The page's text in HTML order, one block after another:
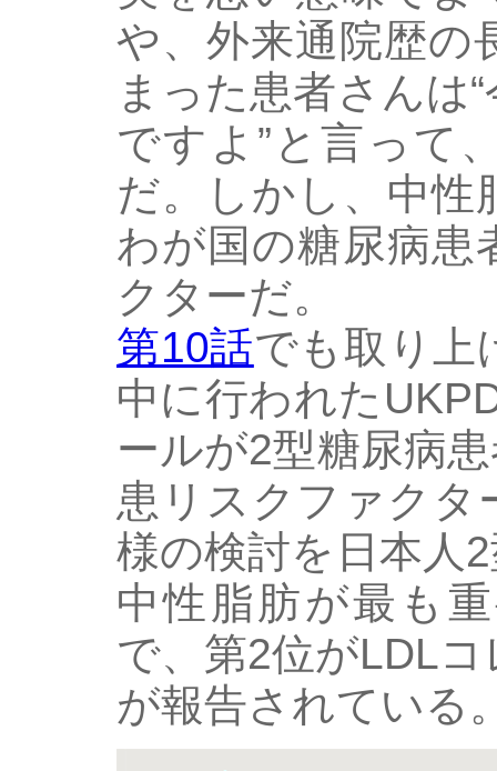
や、外来通院歴の
まった患者さんは
ですよ”と言って
だ。しかし、中性
わが国の糖尿病患
クターだ。
第10話でも取り上
中に行われた
ールが2型糖尿病
患リスクファクタ
様の検討を日本人
中性脂肪が最も
で、第2位がLDL
が報告されている